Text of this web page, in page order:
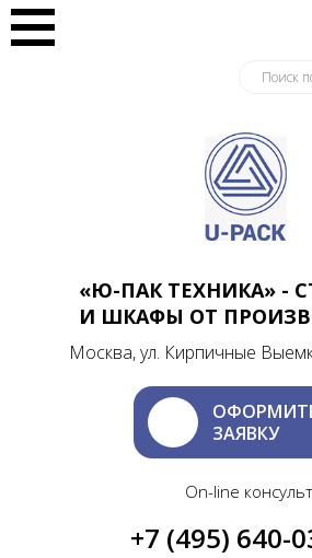
«Ю-ПАК ТЕХНИКА» -
И ШКАФЫ ОТ
Москва, ул. Кирпичные
ЗАЯВКУ
On-line
+7 (495) 640-